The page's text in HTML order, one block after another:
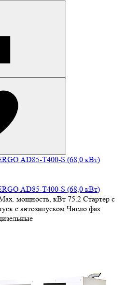
AD85-T400-S (68,0 кВт)
AD85-T400-S (68,0 кВт)
мощность, кВт 75.2 Стартер с
с автозапуском Число фаз